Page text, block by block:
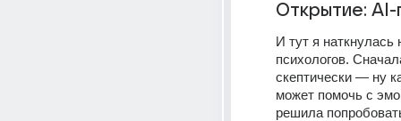
Открытие: AI-
И тут я наткнулась
психологов.
скептически — ну
может помочь с
решила